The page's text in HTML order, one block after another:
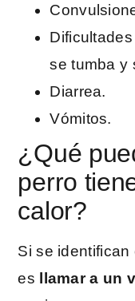
se tumba y
Diarrea.
Vómitos.
¿Qué
perro
calor?
Si se
es llamar a un